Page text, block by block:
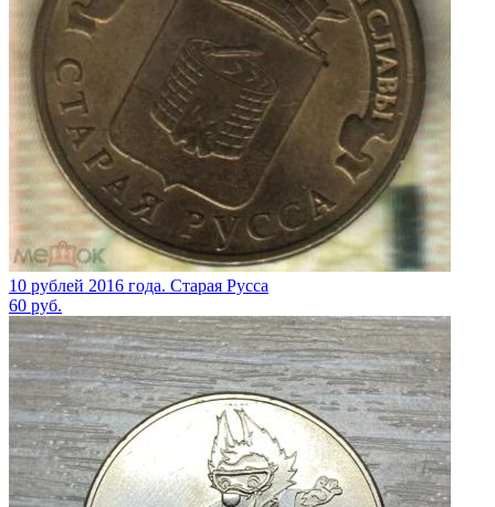
10 рублей 2016 года. Старая Русса
60 руб.